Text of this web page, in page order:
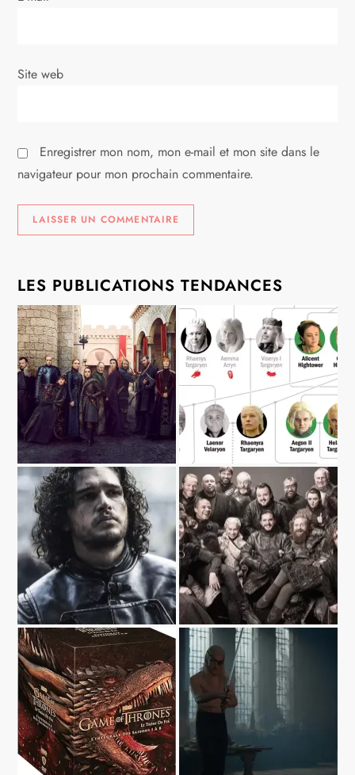
i
l
e
Site web
Enregistrer mon nom, mon e-mail et mon site dans le
navigateur pour mon prochain commentaire.
LES PUBLICATIONS TENDANCES